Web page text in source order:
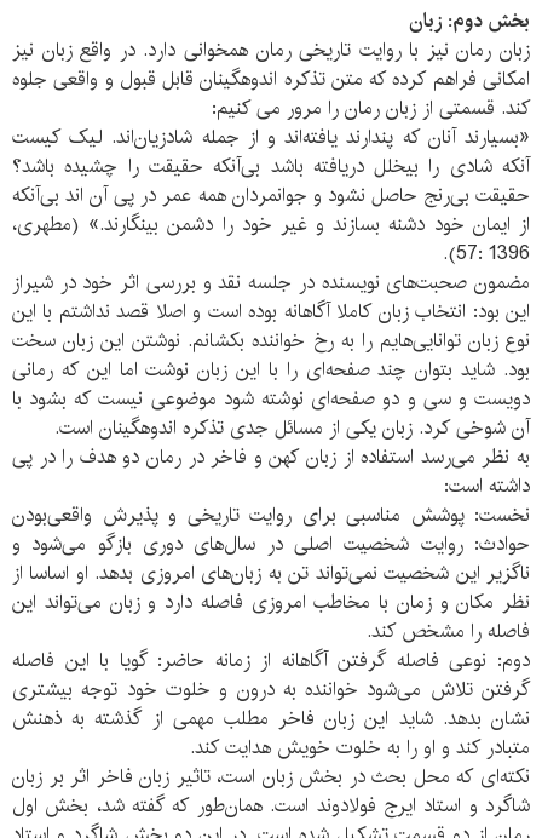
بخش دوم: زبان
زبان رمان نیز با روایت تاریخی رمان همخوانی دارد. در واقع زبان نیز
امکانی فراهم کرده که متن تذکره اندوهگینان قابل قبول و واقعی جلوه
کند. قسمتی از زبان رمان را مرور می کنیم:
«بسیارند آنان که پندارند یافته‌اند و از جمله شادزیان‌اند. لیک کیست
آنکه شادی را بیخلل دریافته باشد بی‌آنکه حقیقت را چشیده باشد؟
حقیقت بی‌رنج حاصل نشود و جوانمردان همه عمر در پی آن اند بی‌آنکه
از ایمان خود دشنه بسازند و غیر خود را دشمن بینگارند.» (مطهری،
1396 :57).
مضمون صحبت‌های نویسنده در جلسه نقد و بررسی اثر خود در شیراز
این بود: انتخاب زبان کاملا آگاهانه بوده است و اصلا قصد نداشتم با این
نوع زبان توانایی‌هایم را به رخ خواننده بکشانم. نوشتن این زبان سخت
بود. شاید بتوان چند صفحه‌ای را با این زبان نوشت اما این که رمانی
دویست و سی و دو صفحه‌ای نوشته شود موضوعی نیست که بشود با
آن شوخی کرد. زبان یکی از مسائل جدی تذکره اندوهگینان است.
به نظر می‌رسد استفاده از زبان کهن و فاخر در رمان دو هدف را در پی
داشته است:
نخست: پوشش مناسبی برای روایت تاریخی و پذیرش واقعی‌بودن
حوادث: روایت شخصیت اصلی در سال‌های دوری بازگو می‌شود و
ناگزیر این شخصیت نمی‌تواند تن به زبان‌های امروزی بدهد. او اساسا از
نظر مکان و زمان با مخاطب امروزی فاصله دارد و زبان می‌تواند این
فاصله را مشخص کند.
دوم: نوعی فاصله گرفتن آگاهانه از زمانه حاضر: گویا با این فاصله
گرفتن تلاش می‌شود خواننده به درون و خلوت خود توجه بیشتری
نشان بدهد. شاید این زبان فاخر مطلب مهمی از گذشته به ذهنش
متبادر کند و او را به خلوت خویش هدایت کند.
نکته‌ای که محل بحث در بخش زبان است، تاثیر زبان فاخر اثر بر زبان
شاگرد و استاد ایرج فولادوند است. همان‌طور که گفته شد، بخش اول